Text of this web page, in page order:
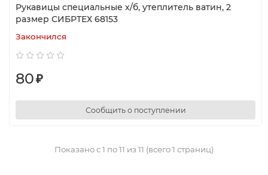
Рукавицы специальные х/б, утеплитель ватин, 2
размер СИБРТЕХ 68153
Закончился
80₽
Сообщить о поступлении
Показано с 1 по 11 из 11 (всего 1 страниц)